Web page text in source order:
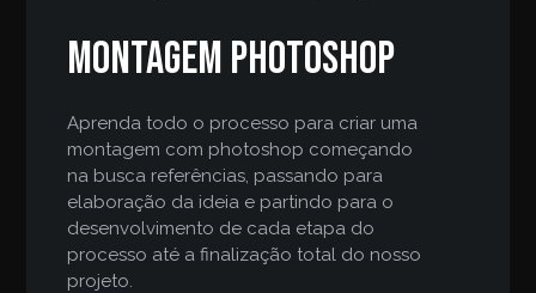
Montagem Photoshop
Aprenda todo o processo para criar uma
montagem com photoshop começando
na busca referências, passando para
elaboração da ideia e partindo para o
desenvolvimento de cada etapa do
processo até a finalização total do nosso
projeto.